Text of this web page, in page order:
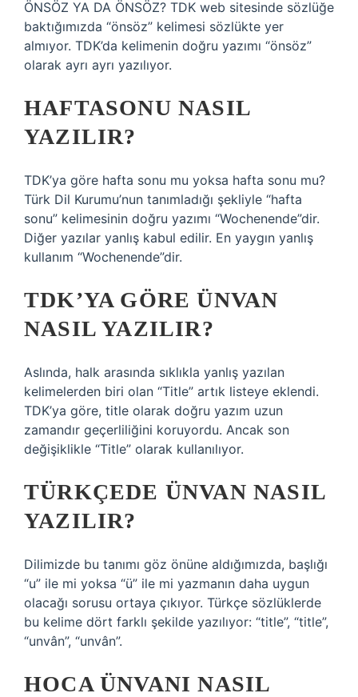
ÖNSÖZ YA DA ÖNSÖZ? TDK web sitesinde sözlüğe
baktığımızda “önsöz” kelimesi sözlükte yer
almıyor. TDK’da kelimenin doğru yazımı “önsöz”
olarak ayrı ayrı yazılıyor.
HAFTASONU NASIL
YAZILIR?
TDK’ya göre hafta sonu mu yoksa hafta sonu mu?
Türk Dil Kurumu’nun tanımladığı şekliyle “hafta
sonu” kelimesinin doğru yazımı “Wochenende”dir.
Diğer yazılar yanlış kabul edilir. En yaygın yanlış
kullanım “Wochenende”dir.
TDK’YA GÖRE ÜNVAN
NASIL YAZILIR?
Aslında, halk arasında sıklıkla yanlış yazılan
kelimelerden biri olan “Title” artık listeye eklendi.
TDK’ya göre, title olarak doğru yazım uzun
zamandır geçerliliğini koruyordu. Ancak son
değişiklikle “Title” olarak kullanılıyor.
TÜRKÇEDE ÜNVAN NASIL
YAZILIR?
Dilimizde bu tanımı göz önüne aldığımızda, başlığı
“u” ile mi yoksa “ü” ile mi yazmanın daha uygun
olacağı sorusu ortaya çıkıyor. Türkçe sözlüklerde
bu kelime dört farklı şekilde yazılıyor: “title”, “title”,
“unvân”, “unvân”.
HOCA ÜNVANI NASIL